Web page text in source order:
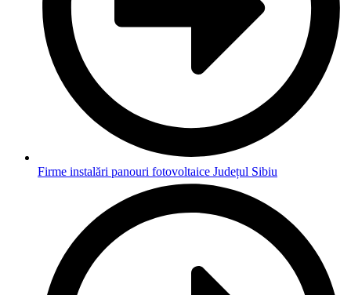
Firme instalări panouri fotovoltaice Județul Sibiu